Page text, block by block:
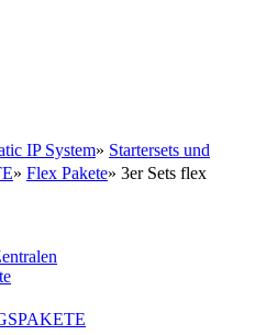
IP System» Startersets und
» Flex Pakete» 3er Sets flex